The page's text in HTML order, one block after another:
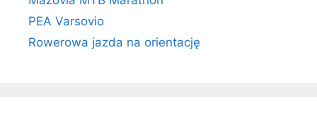
PEA Varsovio
Rowerowa jazda na orientację